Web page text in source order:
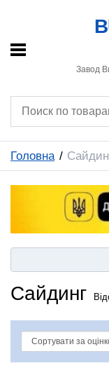
Завод
Головна
ФІЛЬТРУВАТИ
Сайдинг